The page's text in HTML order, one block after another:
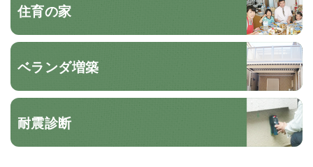
住育の家
ベランダ増築
耐震診断